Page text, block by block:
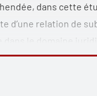
dans cette
d’une relation de
le domaine
du langage.